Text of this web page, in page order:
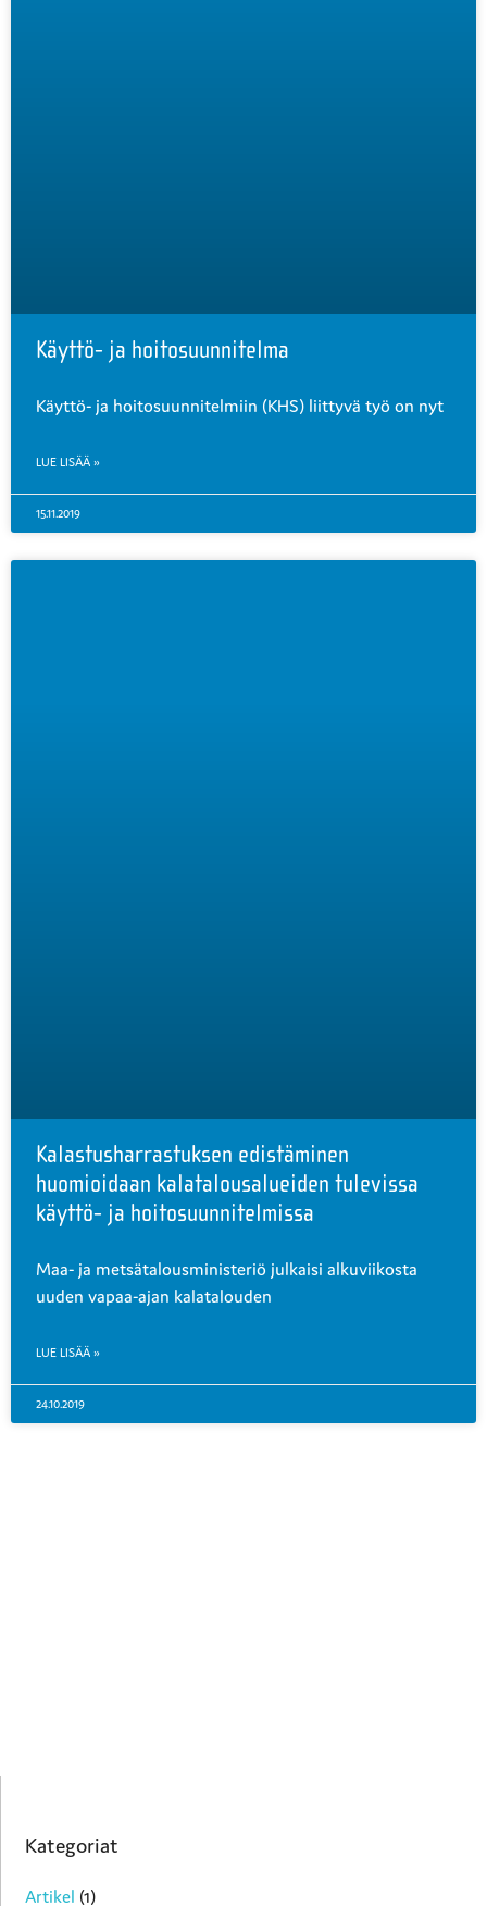
Käyttö- ja hoitosuunnitelma
Käyttö- ja hoitosuunnitelmiin (KHS) liittyvä työ on nyt
LUE LISÄÄ »
15.11.2019
Kalastusharrastuksen edistäminen
huomioidaan kalatalousalueiden tulevissa
käyttö- ja hoitosuunnitelmissa
Maa- ja metsätalousministeriö julkaisi alkuviikosta
uuden vapaa-ajan kalatalouden
LUE LISÄÄ »
24.10.2019
Kategoriat
Artikel (1)